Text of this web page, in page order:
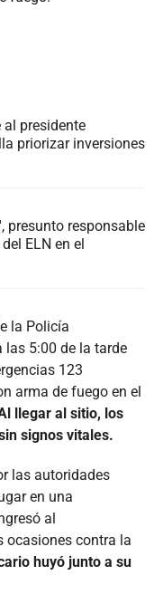
al presidente
priorizar inversiones
presunto responsable
ELN en el
la Policía
las 5:00 de la tarde
123
arma de fuego en el
llegar al sitio, los
signos vitales.
las autoridades
en una
al
ocasiones contra la
huyó junto a su